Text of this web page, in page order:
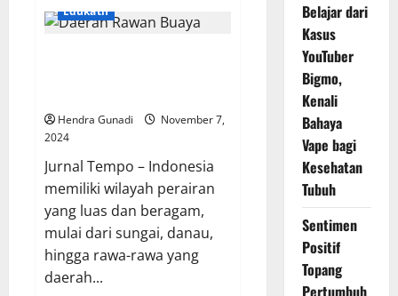
Rusia
Terjun
Edukatif
Hendra Gunadi
November 7,
2024
Jurnal Tempo – Indonesia
memiliki wilayah perairan
yang luas dan beragam,
mulai dari sungai, danau,
hingga rawa-rawa yang
daerah...
Belajar dari
Kasus
YouTuber
Bigmo,
Kenali
Bahaya
Vape bagi
Kesehatan
Tubuh
Sentimen
Positif
Topang
Pertumbuh